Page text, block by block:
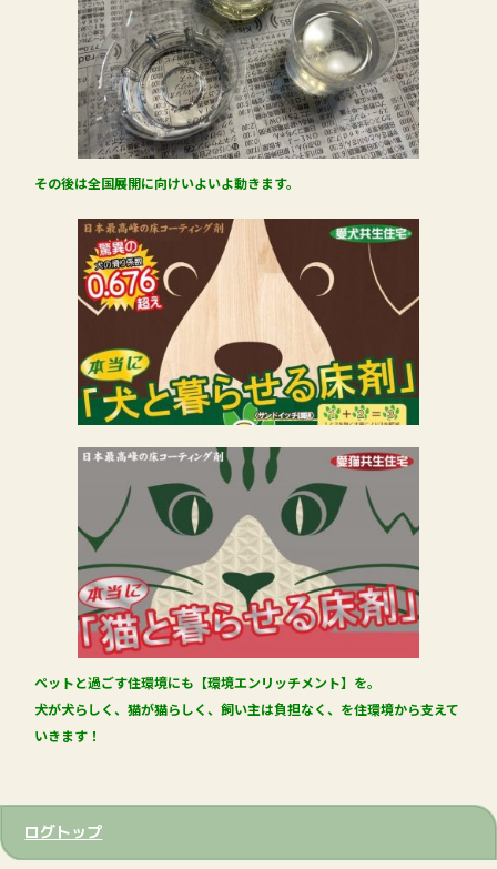
その後は全国展開に向けいよいよ動きます。
ペットと過ごす住環境にも【環境エンリッチメント】を。
犬が犬らしく、猫が猫らしく、飼い主は負担なく、を住環境から支えて
いきます！
ログトップ